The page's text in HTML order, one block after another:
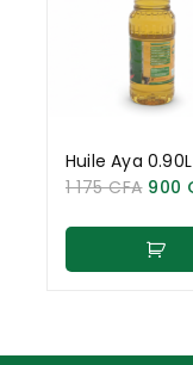
Huile Aya 0.90L
1 175CFA 900